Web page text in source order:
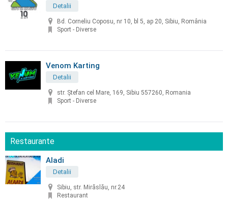
Detalii
Bd. Corneliu Coposu, nr 10, bl 5, ap 20, Sibiu, România
Sport - Diverse
Venom Karting
Detalii
str. Ștefan cel Mare, 169, Sibiu 557260, Romania
Sport - Diverse
Restaurante
Aladi
Detalii
Sibiu, str. Mirăslău, nr.24
Restaurant